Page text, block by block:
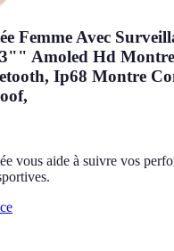
Femme Avec
Amoled Hd
Ip68 Montre
vous aide à suivre vos